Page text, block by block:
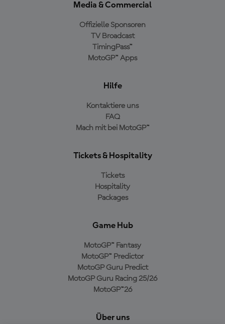
Media & Commercial
Offizielle Sponsoren
TV Broadcast
TimingPass™
MotoGP™ Apps
Hilfe
Kontaktiere uns
FAQ
Mach mit bei MotoGP™
Tickets & Hospitality
Tickets
Hospitality
Packages
Game Hub
MotoGP™ Fantasy
MotoGP™ Predictor
MotoGP Guru Predict
MotoGP Guru Racing 25/26
MotoGP™26
Über uns